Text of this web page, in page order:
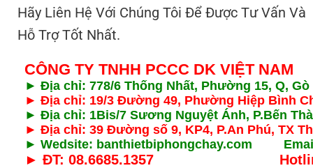
Hãy Liên Hệ Với Chúng Tôi Để Được Tư Vấn Và
Hỗ Trợ Tốt Nhất.
CÔNG TY TNHH PCCC DK VIỆT NAM
► Địa chỉ: 778/6 Thống Nhất, Phường 15, Q,
► Địa chỉ: 19/3 Đường 49, Phường Hiệp Bình
► Địa chỉ: 1Bis/7 Sương Nguyệt Ánh, P.Bến
► Địa chỉ: 39 Đường số 9, KP4, P.An Phú, TX
► Wedsite: banthietbiphongchay.com
► ĐT: 08.6685.1357 Hotline: